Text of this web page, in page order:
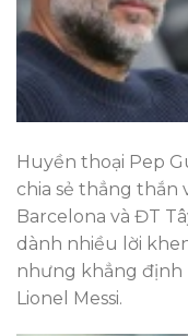
Huyền thoại Pep
chia sẻ thẳng thắn
Barcelona và ĐT
dành nhiều lời
nhưng khẳng định
Lionel Messi.